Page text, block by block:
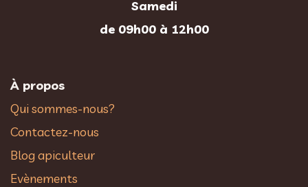
Samedi
de 09h00 à 12h00
À propos
Qui sommes-nous?
Contactez-nous
Blog apiculteur
Evènements